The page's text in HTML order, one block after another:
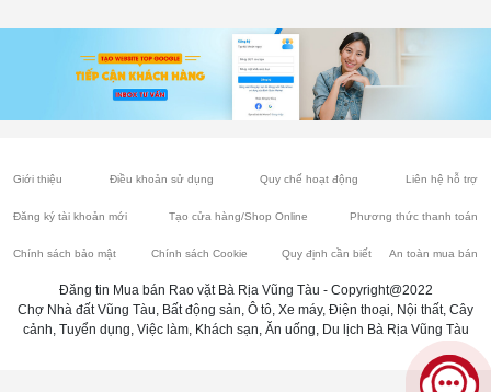
Giới thiệu Điều khoản sử dụng Quy chế hoạt động Liên hệ hỗ trợ
Đăng ký tài khoản mới Tạo cửa hàng/Shop Online Phương thức thanh toán
Chính sách bảo mật Chính sách Cookie Quy định cần biết An toàn mua bán
Đăng tin Mua bán Rao vặt Bà Rịa Vũng Tàu - Copyright@2022
Chợ Nhà đất Vũng Tàu, Bất động sản, Ô tô, Xe máy, Điện thoại, Nội thất, Cây
cảnh, Tuyển dụng, Việc làm, Khách sạn, Ăn uống, Du lịch Bà Rịa Vũng Tàu